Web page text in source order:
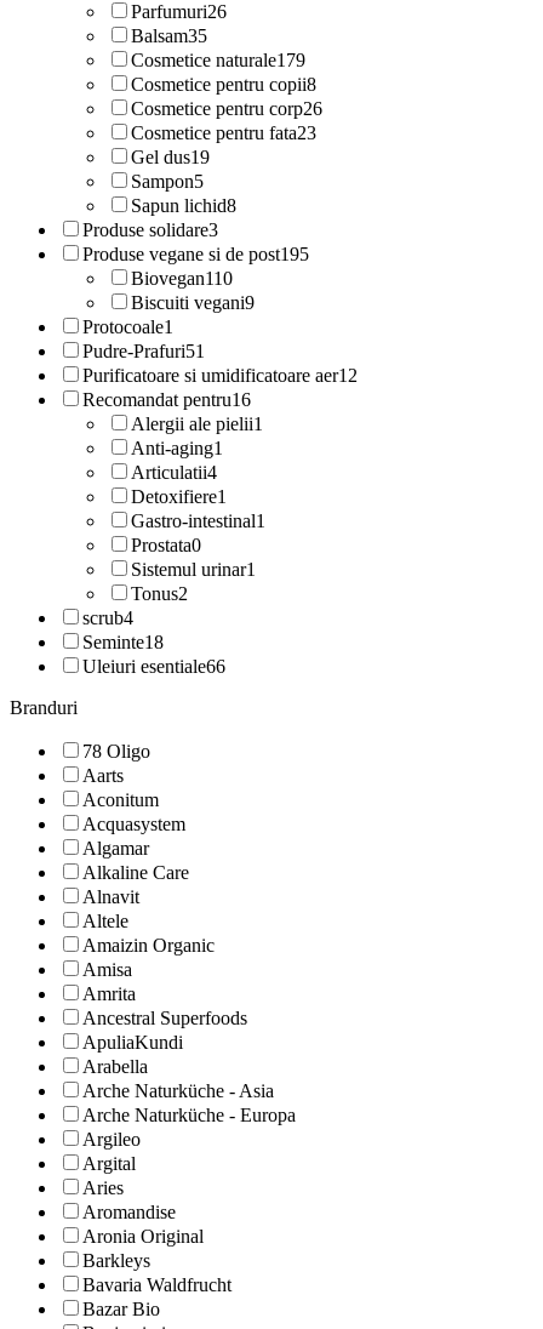
Parfumuri26
Balsam35
Cosmetice naturale179
Cosmetice pentru copii8
Cosmetice pentru corp26
Cosmetice pentru fata23
Gel dus19
Sampon5
Sapun lichid8
Produse solidare3
Produse vegane si de post195
Biovegan110
Biscuiti vegani9
Protocoale1
Pudre-Prafuri51
Purificatoare si umidificatoare aer12
Recomandat pentru16
Alergii ale pielii1
Anti-aging1
Articulatii4
Detoxifiere1
Gastro-intestinal1
Prostata0
Sistemul urinar1
Tonus2
scrub4
Seminte18
Uleiuri esentiale66
Branduri
78 Oligo
Aarts
Aconitum
Acquasystem
Algamar
Alkaline Care
Alnavit
Altele
Amaizin Organic
Amisa
Amrita
Ancestral Superfoods
ApuliaKundi
Arabella
Arche Naturküche - Asia
Arche Naturküche - Europa
Argileo
Argital
Aries
Aromandise
Aronia Original
Barkleys
Bavaria Waldfrucht
Bazar Bio